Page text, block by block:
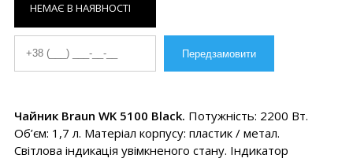
НЕМАЄ В НАЯВНОСТІ
Чайник Braun WK 5100 Black. Потужність: 2200 Вт.
Об’єм: 1,7 л. Матеріал корпусу: пластик / метал.
Світлова індикація увімкненого стану. Індикатор